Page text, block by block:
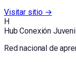
Visitar sitio →
H
Hub Conexión
Red nacional de